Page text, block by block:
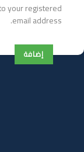
your registered
email address.